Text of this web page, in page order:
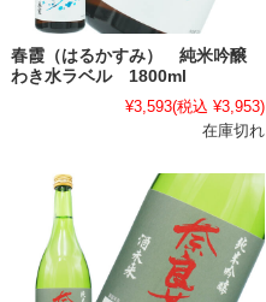
春霞（はるかすみ） 純米吟醸
わき水ラベル 1800ml
¥3,593(税込 ¥3,953)
在庫切れ